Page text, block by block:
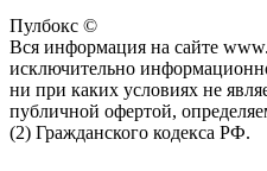
Пулбокс ©
Вся информация на сайте
исключительно
ни при каких условиях не
публичной офертой,
(2) Гражданского кодекса РФ.